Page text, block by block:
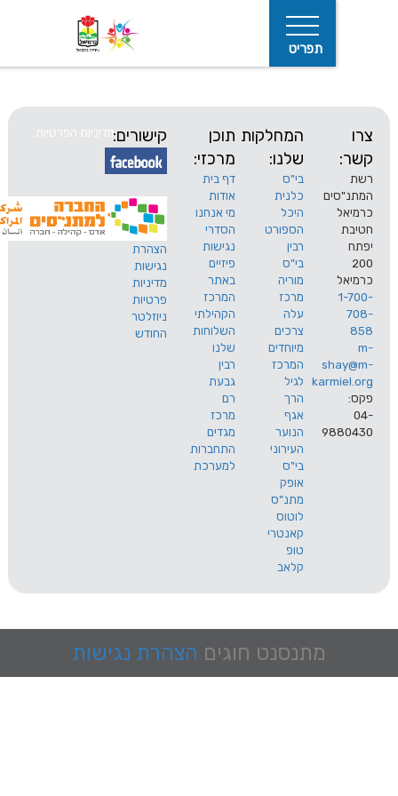
המחלקות
שלנו:
בי"ס
כלנית
היכל
הספורט
רבין
בי"ס
מוריה
מרכז
עלה
צרכים
מיוחדים
המרכז
לגיל
הרך
אגף
הנוער
תוכן
מרכזי:
דף בית
אודות
מי אנחנו
הסדרי
נגישות
פיזיים
באתר
המרכז
הקהילתי
השלוחות
שלנו
רבין
גבעת
רם
מרכז
מגדים
התחברות
למערכת
קישורים:
הצהרת
נגישות
מדיניות
פרטיות
ניוזלטר
החודש
מדיניות הפרטיות
מתנסנט חוגים הצהרת נגישות